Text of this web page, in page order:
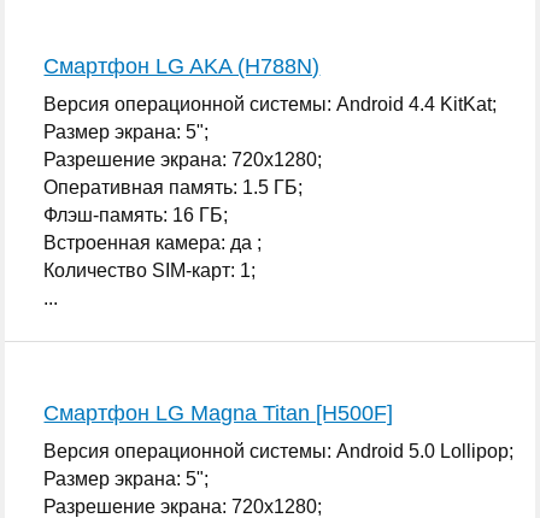
Смартфон LG AKA (H788N)
Версия операционной системы: Android 4.4 KitKat;
Размер экрана: 5";
Разрешение экрана: 720x1280;
Оперативная память: 1.5 ГБ;
Флэш-память: 16 ГБ;
Встроенная камера: да ;
Количество SIM-карт: 1;
...
Смартфон LG Magna Titan [H500F]
Версия операционной системы: Android 5.0 Lollipop;
Размер экрана: 5";
Разрешение экрана: 720x1280;